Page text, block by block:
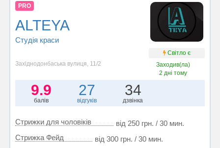
PRO
ALTEYA
Студія краси
Світло є
Західнодонбаська вулиця, 11/2
Заходив(ла)
2 дні тому
9.9
балів
27
відгуків
34
дзвінка
Стрижки для чоловіків
від 250 грн. / 30 мин.
Стрижка Фейд
від 300 грн. / 30 мин.